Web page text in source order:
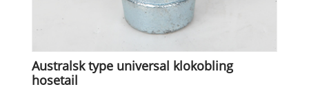
Australsk type universal klokobling
hosetail